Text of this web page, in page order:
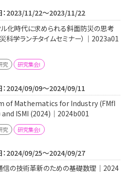
：2023/11/22～2023/11/22
ル化時代に求められる斜面防災の思考
科学ランチタイムセミナー）｜2023a01
究 研究集会I
：2024/09/09～2024/09/11
of Mathematics for Industry (FMfI
and ISMI (2024)｜2024b001
究 研究集会I
：2024/09/25～2024/09/27
信の技術革新のための基礎数理｜2024